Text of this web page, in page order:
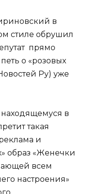
в
стиле обрушил
прямо
о «розовых
Ру) уже
в
такая
и
образ «Женечки
всем
настроения»